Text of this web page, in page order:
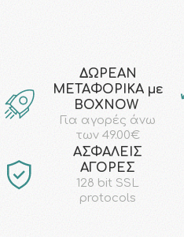
ΔΩΡΕΑΝ
ΜΕΤΑΦΟΡΙΚΑ με
ΒΟΧΝΟW
Για αγορές άνω
των 49.00€
AΣΦΑΛΕΙΣ
ΑΓΟΡΕΣ
128 bit SSL
protocols